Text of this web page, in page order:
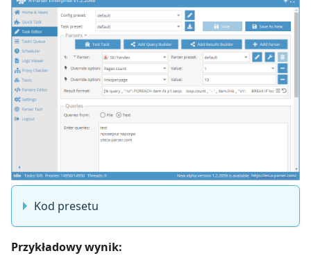
Kod presetu
Przykładowy wynik: